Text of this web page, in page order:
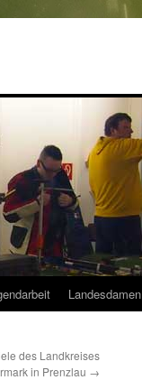
Landesdamen
des Landkreises
in Prenzlau →